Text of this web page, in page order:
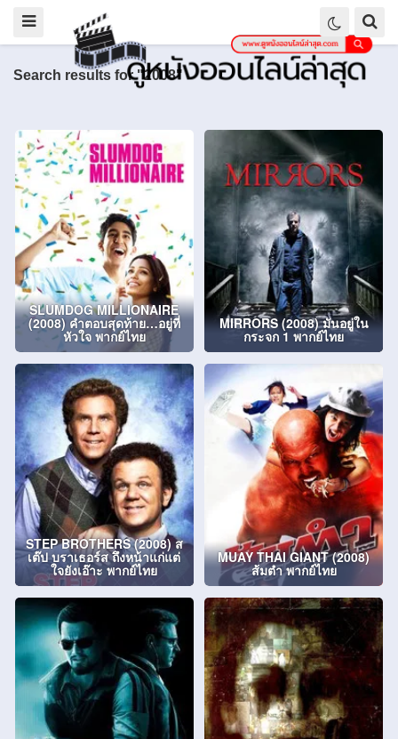
Search results for "2008"
SLUMDOG MILLIONAIRE
(2008) คำตอบสุดท้าย…อยู่ที่
หัวใจ พากย์ไทย
MIRRORS (2008) มันอยู่ใน
กระจก 1 พากย์ไทย
STEP BROTHERS (2008) ส
เต๊ป บราเธอร์ส ถึงหน้าแก่แต่
ใจยังเอ๊าะ พากย์ไทย
MUAY THAI GIANT (2008)
ส้มตำ พากย์ไทย